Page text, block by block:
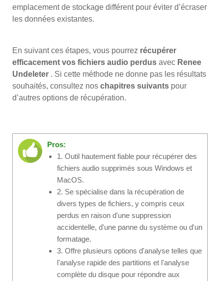
emplacement de stockage différent pour éviter d’écraser
les données existantes.
En suivant ces étapes, vous pourrez récupérer
efficacement vos fichiers audio perdus avec Renee
Undeleter . Si cette méthode ne donne pas les résultats
souhaités, consultez nos chapitres suivants pour
d’autres options de récupération.
Pros:
1. Outil hautement fiable pour récupérer des
fichiers audio supprimés sous Windows et
MacOS.
2. Se spécialise dans la récupération de
divers types de fichiers, y compris ceux
perdus en raison d'une suppression
accidentelle, d'une panne du système ou d'un
formatage.
3. Offre plusieurs options d'analyse telles que
l'analyse rapide des partitions et l'analyse
complète du disque pour répondre aux